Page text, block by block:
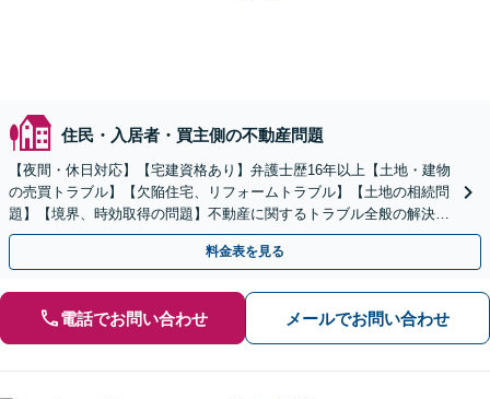
住民・入居者・買主側の不動産問題
【夜間・休日対応】【宅建資格あり】弁護士歴16年以上【土地・建物
の売買トラブル】【欠陥住宅、リフォームトラブル】【土地の相続問
題】【境界、時効取得の問題】不動産に関するトラブル全般の解決に
ついて豊富な経験あり【JR草津駅2分】
料金表を見る
電話でお問い合わせ メールでお問い合わせ